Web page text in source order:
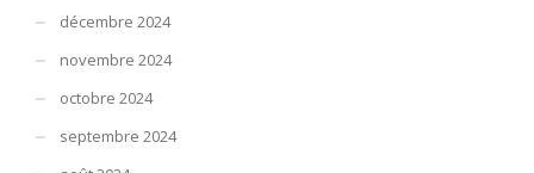
décembre 2024
novembre 2024
octobre 2024
septembre 2024